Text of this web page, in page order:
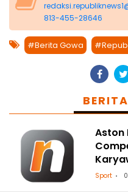
813-455-28646
#Berita Gowa
Aston
Sport